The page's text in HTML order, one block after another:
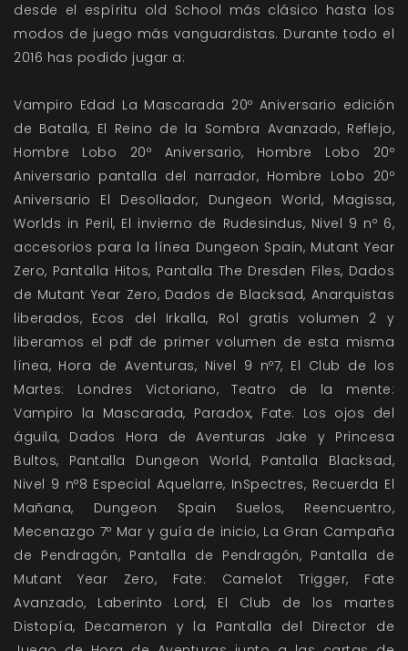
desde el espíritu old School más clásico hasta los
modos de juego más vanguardistas. Durante todo el
2016 has podido jugar a:
Vampiro Edad La Mascarada 20º Aniversario edición
de Batalla, El Reino de la Sombra Avanzado, Reflejo,
Hombre Lobo 20º Aniversario, Hombre Lobo 20º
Aniversario pantalla del narrador, Hombre Lobo 20º
Aniversario El Desollador, Dungeon World, Magissa,
Worlds in Peril, El invierno de Rudesindus, Nivel 9 nº 6,
accesorios para la línea Dungeon Spain, Mutant Year
Zero, Pantalla Hitos, Pantalla The Dresden Files, Dados
de Mutant Year Zero, Dados de Blacksad, Anarquistas
liberados, Ecos del Irkalla, Rol gratis volumen 2 y
liberamos el pdf de primer volumen de esta misma
línea, Hora de Aventuras, Nivel 9 nº7, El Club de los
Martes: Londres Victoriano,Teatro de la mente:
Vampiro la Mascarada, Paradox, Fate: Los ojos del
águila, Dados Hora de Aventuras Jake y Princesa
Bultos, Pantalla Dungeon World, Pantalla Blacksad,
Nivel 9 nº8 Especial Aquelarre, InSpectres, Recuerda El
Mañana, Dungeon Spain Suelos, Reencuentro,
Mecenazgo 7º Mar y guía de inicio, La Gran Campaña
de Pendragón, Pantalla de Pendragón, Pantalla de
Mutant Year Zero, Fate: Camelot Trigger, Fate
Avanzado, Laberinto Lord, El Club de los martes
Distopía, Decameron y la Pantalla del Director de